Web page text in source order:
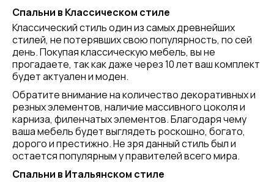
Спальни в Классическом стиле
Классический стиль один из самых древнейших
стилей, не потерявших свою популярность, по сей
день. Покупая классическую мебель, вы не
прогадаете, так как даже через 10 лет ваш комплект
будет актуален и моден.
Обратите внимание на количество декоративных и
резных элементов, наличие массивного цоколя и
карниза, филенчатых элементов. Благодаря чему
ваша мебель будет выглядеть роскошно, богато,
дорого и престижно. Не зря данный стиль был и
остается популярным у правителей всего мира.
Спальни в Итальянском стиле